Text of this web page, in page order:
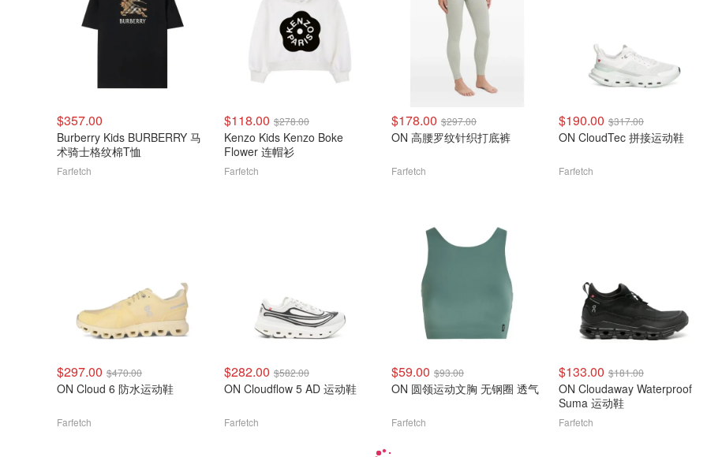
$357.00
Burberry Kids BURBERRY 马
术骑士格纹棉T恤
Farfetch
$118.00 $278.00
Kenzo Kids Kenzo Boke
Flower 连帽衫
Farfetch
$178.00 $297.00
ON 高腰罗纹针织打底裤
Farfetch
$190.00 $317.00
ON CloudTec 拼接运动鞋
Farfetch
$297.00 $470.00
ON Cloud 6 防水运动鞋
Farfetch
$282.00 $582.00
ON Cloudflow 5 AD 运动鞋
Farfetch
$59.00 $93.00
ON 圆领运动文胸 无钢圈 透气
Farfetch
$133.00 $181.00
ON Cloudaway Waterproof
Suma 运动鞋
Farfetch